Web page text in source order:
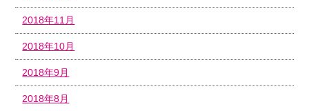
2018年11月
2018年10月
2018年9月
2018年8月